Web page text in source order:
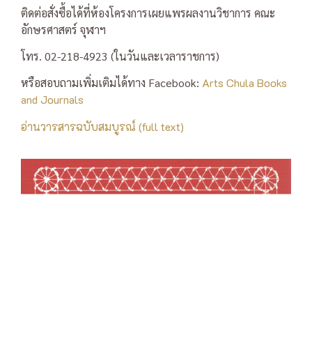
ติดต่อสั่งซื้อได้ที่ห้องโครงการเผยแพรผลงานวิชาการ คณะ
อักษรศาสตร์ จุฬาฯ
โทร. 02-218-4923 (ในวันและเวลาราชการ)
หรือสอบถามเพิ่มเติมได้ทาง Facebook: Arts Chula Books
and Journals
อ่านวารสารฉบับสมบูรณ์ (full text)